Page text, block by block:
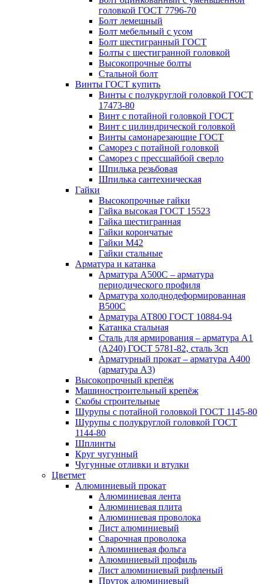
головкой ГОСТ 7796-70
Болт лемешный
Болт мебельный с усом
Болт шестигранный ГОСТ
Болты с шестигранной головкой
Высокопрочные болты
Стальной болт
Винты ГОСТ купить
Винты с полукруглой головкой ГОСТ
17473-80
Винт с потайной головкой ГОСТ
Винт с цилиндрической головкой
Винты самонарезающие ГОСТ
Саморез с потайной головкой
Саморез с прессшайбой сверло
Шпилька резьбовая
Шпилька сантехническая
Гайки
Высокопрочные гайки
Гайка высокая ГОСТ 15523
Гайка шестигранная
Гайки корончатые
Гайки М42
Гайки стальные
Арматура и катанка
Арматура А500С – арматура
периодического профиля
Арматура холоднодеформированная
В500С
Арматура АТ800 ГОСТ 10884-94
Катанка стальная
Сталь для армирования – арматура А1
(А240) ГОСТ 5781-82, сталь 3сп
Арматурный прокат – арматура А400
(арматура А3)
Высокопрочный крепёж
Машиностроительный крепёж
Скобы строительные
Шурупы с потайной головкой ГОСТ 1145-80
Шурупы с полукруглой головкой ГОСТ
1144-80
Шплинты
Круг чугунный
Чугунные отливки и втулки
Цветмет
Алюминиевый прокат
Алюминиевая лента
Алюминиевая плита
Алюминиевая проволока
Лист алюминиевый
Сварочная проволока
Алюминиевая фольга
Алюминиевый профиль
Лист алюминиевый рифленый
Пруток алюминиевый